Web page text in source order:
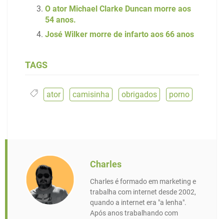
O ator Michael Clarke Duncan morre aos
54 anos.
José Wilker morre de infarto aos 66 anos
TAGS
ator camisinha obrigados porno
Charles
Charles é formado em marketing e
trabalha com internet desde 2002,
quando a internet era "a lenha".
Após anos trabalhando com